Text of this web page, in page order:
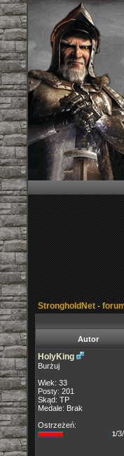
StrongholdNet -
Autor
HolyKing
Burżuj
Wiek: 33
Posty: 201
Skąd: TP
Medale: Brak
Ostrzeżeń:
1/